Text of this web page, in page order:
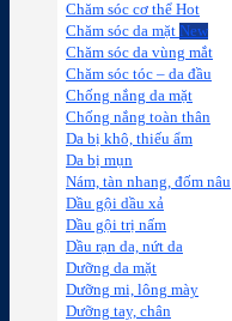
Chăm sóc cơ thể
Chăm sóc da mặt
Chăm sóc da vùng mắt
Chăm sóc tóc – da đầu
Chống nắng da mặt
Chống nắng toàn thân
Da bị khô, thiếu ẩm
Da bị mụn
Nám, tàn nhang, đốm nâu
Dầu gội dầu xả
Dầu gội trị nấm
Dầu rạn da, nứt da
Dưỡng da mặt
Dưỡng mi, lông mày
Dưỡng tay, chân